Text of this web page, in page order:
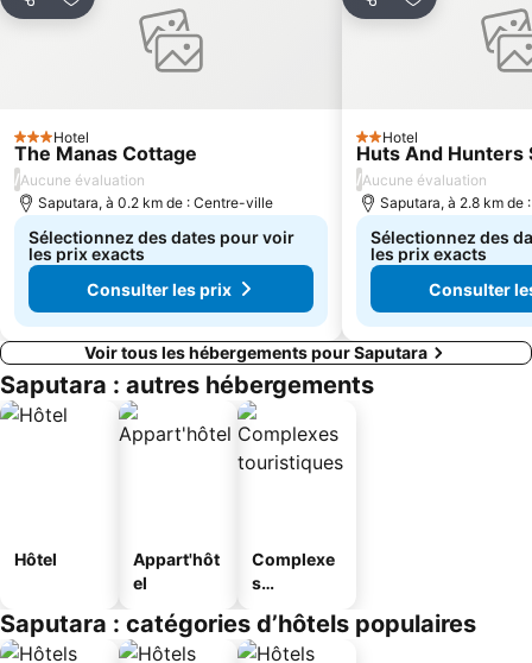
PartagerAjouter à mes favoris
3 Étoiles
Hotel
The Manas Cottage
/Aucune évaluation
Saputara, à 0.2 km de : Centre-ville
Sélectionnez des dates pour voir
les prix exacts
Consulter les prix
PartagerAjouter à
2 Étoiles
Hotel
Huts And Hunters
/Aucune évaluation
Saputara, à 2.8 km de
Sélectionnez des
les prix exacts
Consulter
Voir tous les hébergements pour Saputara
Saputara : autres hébergements
Hôtel
Appart'hôt
el
Complexe
s
s
Saputara : catégories d’hôtels populaires